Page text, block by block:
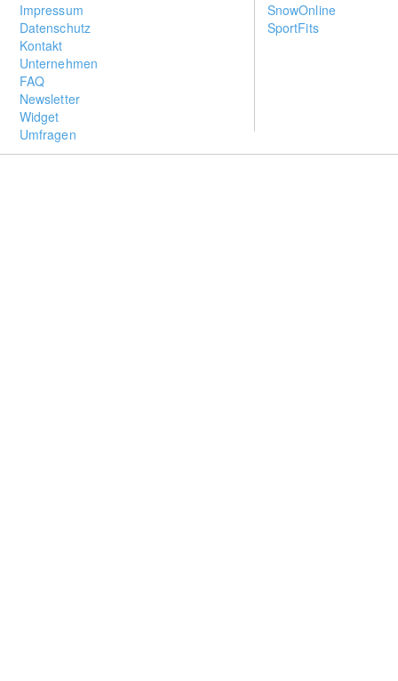
Impressum
Datenschutz
Kontakt
Unternehmen
FAQ
Newsletter
Widget
Umfragen
SnowOnline
SportFits